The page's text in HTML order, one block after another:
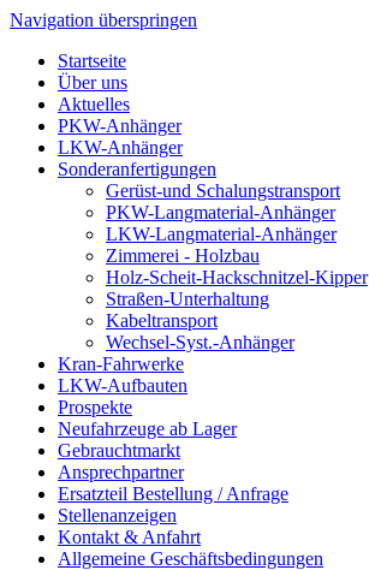
Navigation überspringen
Startseite
Über uns
Aktuelles
PKW-Anhänger
LKW-Anhänger
Sonderanfertigungen
Gerüst-und Schalungstransport
PKW-Langmaterial-Anhänger
LKW-Langmaterial-Anhänger
Zimmerei - Holzbau
Holz-Scheit-Hackschnitzel-Kipper
Straßen-Unterhaltung
Kabeltransport
Wechsel-Syst.-Anhänger
Kran-Fahrwerke
LKW-Aufbauten
Prospekte
Neufahrzeuge ab Lager
Gebrauchtmarkt
Ansprechpartner
Ersatzteil Bestellung / Anfrage
Stellenanzeigen
Kontakt & Anfahrt
Allgemeine Geschäftsbedingungen